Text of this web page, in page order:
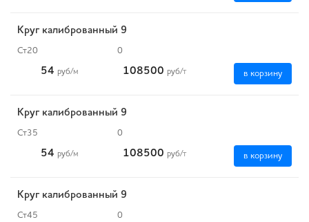
Круг калиброванный 9
Ст20 0
54 руб/м 108500 руб/т в корзину
Круг калиброванный 9
Ст35 0
54 руб/м 108500 руб/т в корзину
Круг калиброванный 9
Ст45 0